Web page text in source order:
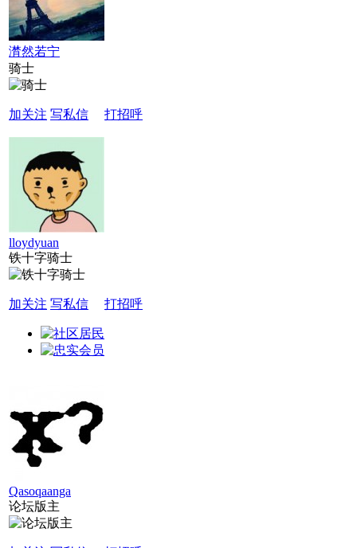
潸然若宁
骑士
加关注 写私信 打招呼
lloydyuan
铁十字骑士
加关注 写私信 打招呼
Qasoqaanga
论坛版主